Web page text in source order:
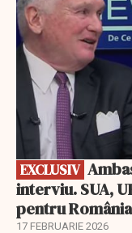
EXCLUSIV
interviu. SUA,
pentru România
17 FEBRUARIE 2026